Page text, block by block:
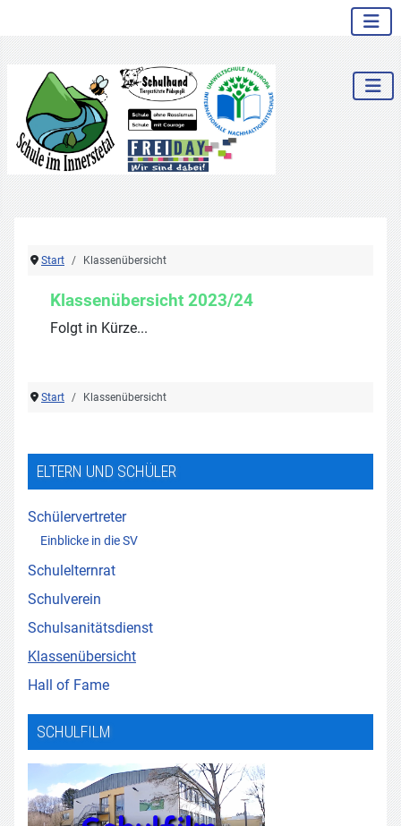
ELTERN UND SCHÜLER
Schülervertreter
Einblicke in die SV
Schulelternrat
Schulverein
Schulsanitätsdienst
Klassenübersicht
Hall of Fame
SCHULFILM
Start Klassenübersicht
Klassenübersicht 2023/24
Folgt in Kürze...
Start Klassenübersicht